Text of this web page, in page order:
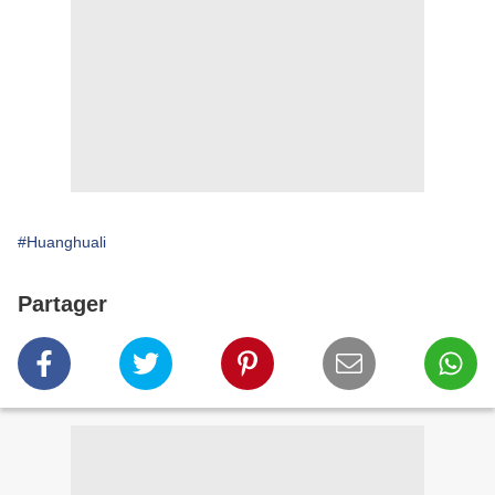
#Huanghuali
Partager